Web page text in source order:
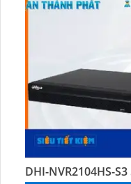
DHI-NVR2104HS-